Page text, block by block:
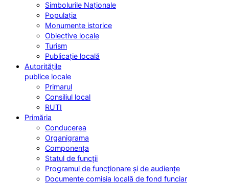
Simbolurile Naționale
Populația
Monumente istorice
Obiective locale
Turism
Publicație locală
Autoritățile
publice locale
Primarul
Consiliul local
RUTI
Primăria
Conducerea
Organigrama
Componența
Statul de funcții
Programul de funcționare și de audiențe
Documente comisia locală de fond funciar